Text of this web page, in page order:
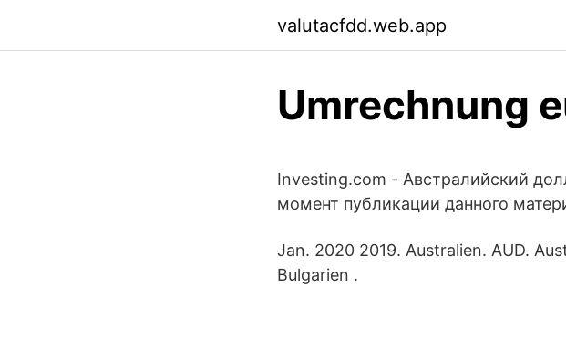
valutacfdd.web.app
Umrechnung
Investing.com - Австралийский
момент публикации данного
Jan. 2020 2019. Australien. AUD.
Bulgarien .